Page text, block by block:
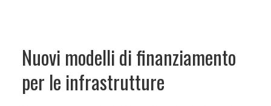
Nuovi modelli di finanziamento
per le infrastrutture